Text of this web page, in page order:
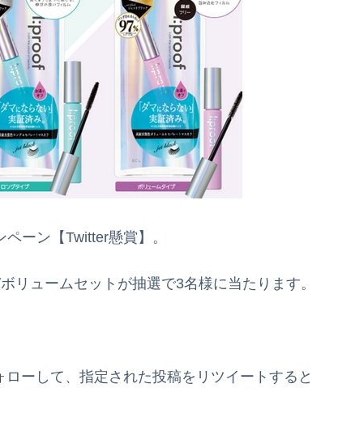
ーン【Twitter懸賞】。
リュームセットが抽選で3名様に当たります。
ーして、指定された投稿をリツイートすると